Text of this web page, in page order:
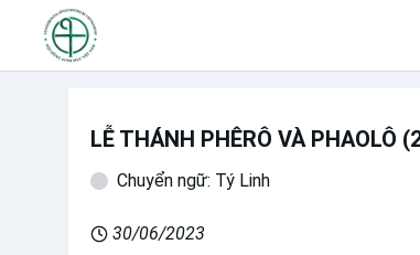
LỄ THÁNH PHÊRÔ VÀ PHAOLÔ
Chuyển ngữ: Tý Linh
30/06/2023